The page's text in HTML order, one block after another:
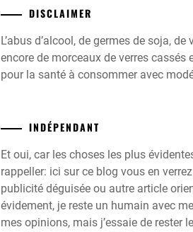
DISCLAIMER
L’abus d’alcool, de germes de soja,
encore de morceaux de verres cassés
pour la santé à consommer avec
INDÉPENDANT
Et oui, car les choses les plus
rappeller: ici sur ce blog vous en
publicité déguisée ou autre article
évidement, je reste un humain avec
mes opinions, mais j’essaie de rester